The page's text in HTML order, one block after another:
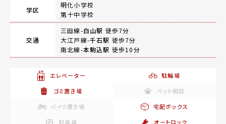
学区
明化小学校
第十中学校
交通
三田線-白山駅 徒歩7分
大江戸線-千石駅 徒歩7分
南北線-本駒込駅 徒歩10分
エレベーター
駐輪場
ゴミ置き場
ペット相談
バイク置き場
宅配ボックス
駐車場
オートロック